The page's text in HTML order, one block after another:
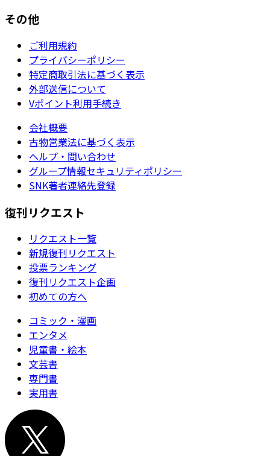
その他
ご利用規約
プライバシーポリシー
特定商取引法に基づく表示
外部送信について
Vポイント利用手続き
会社概要
古物営業法に基づく表示
ヘルプ・問い合わせ
グループ情報セキュリティポリシー
SNK著者連絡先登録
復刊リクエスト
リクエスト一覧
新規復刊リクエスト
投票ランキング
復刊リクエスト企画
初めての方へ
コミック・漫画
エンタメ
児童書・絵本
文芸書
専門書
実用書